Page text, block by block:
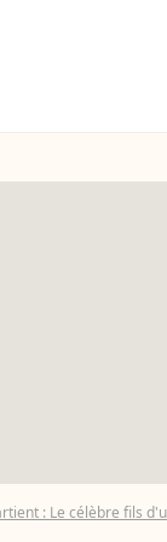
: Le célèbre fils